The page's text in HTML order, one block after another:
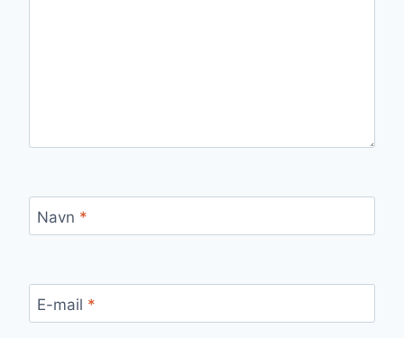
Navn *
E-mail *